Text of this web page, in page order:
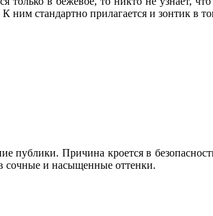
ним стандартно прилагается и зонтик в
публики. Причина кроется в
сочные и насыщенные оттенки.